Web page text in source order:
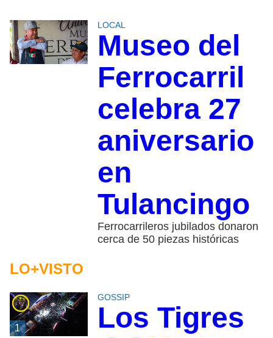
LOCAL
Museo del
Ferrocarril
celebra 27
aniversario
en
Tulancingo
Ferrocarrileros jubilados donaron
cerca de 50 piezas históricas
LO+VISTO
1
GOSSIP
Los Tigres